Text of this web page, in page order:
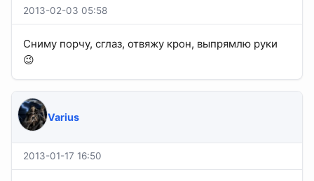
2013-02-03 05:58
Сниму порчу, сглаз, отвяжу крон, выпрямлю руки
😉
Varius
2013-01-17 16:50